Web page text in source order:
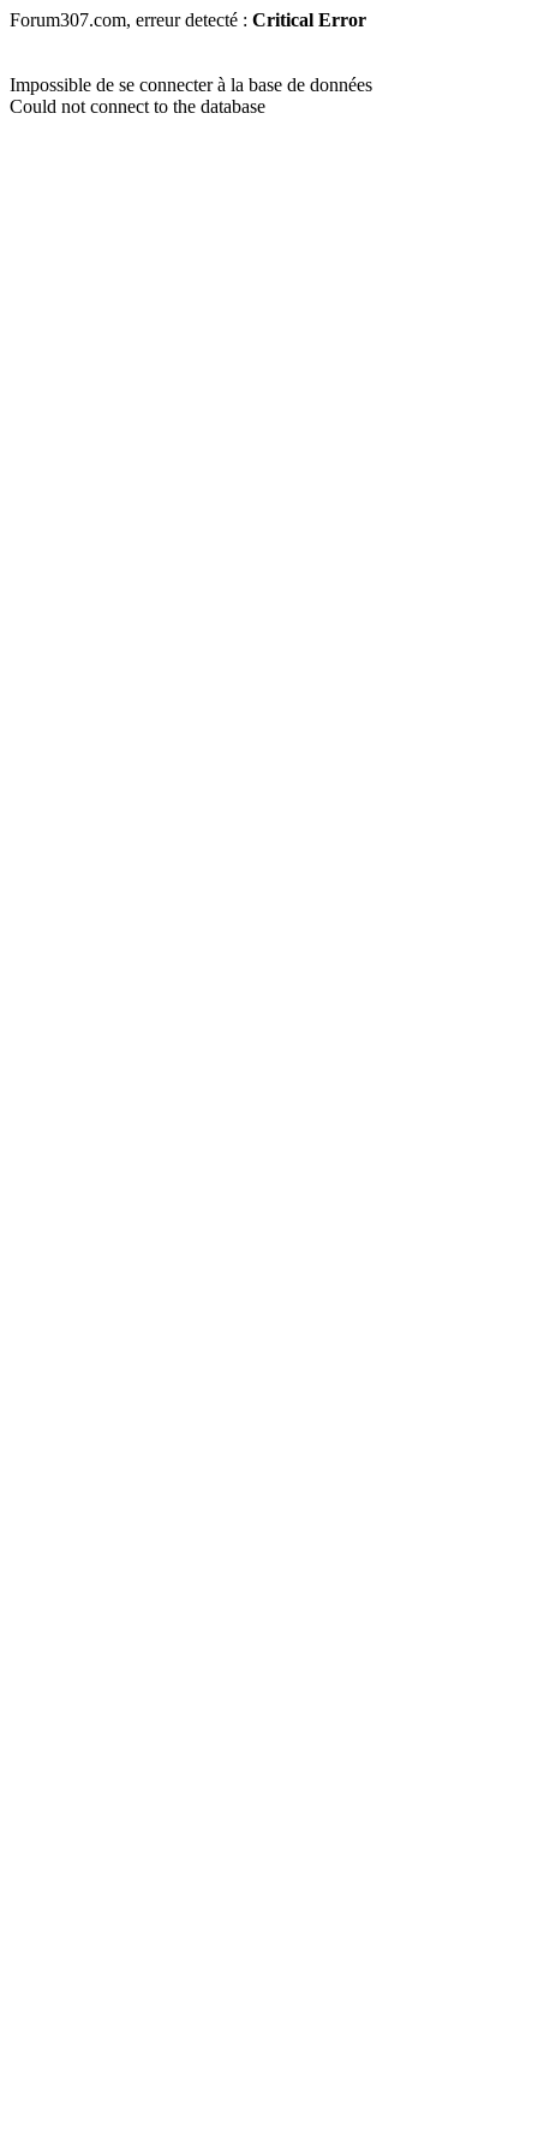
Forum307.com, erreur detecté : Critical Error
Impossible de se connecter à la base de données
Could not connect to the database